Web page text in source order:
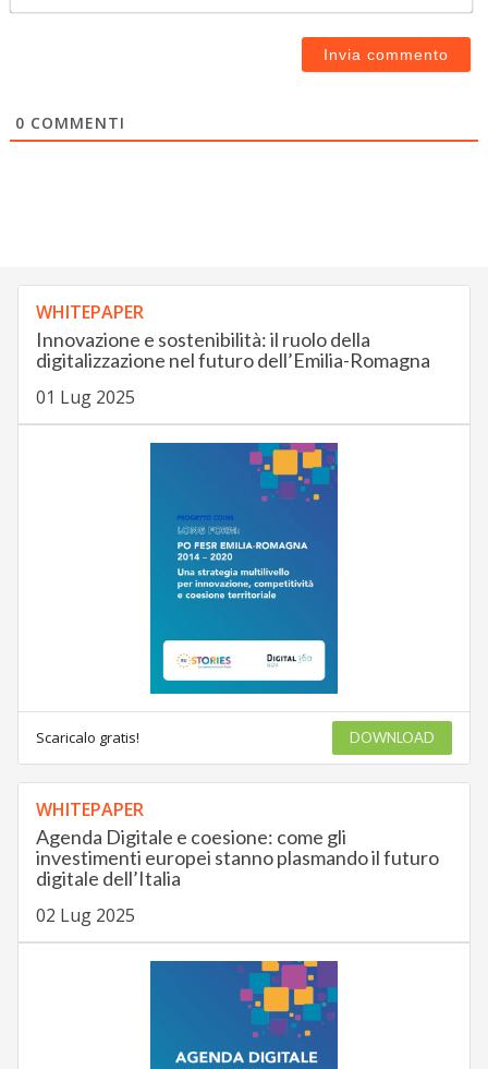
0 COMMENTI
WHITEPAPER
Innovazione e sostenibilità: il ruolo della
digitalizzazione nel futuro dell’Emilia-Romagna
01 Lug 2025
Scaricalo gratis! DOWNLOAD
WHITEPAPER
Agenda Digitale e coesione: come gli
investimenti europei stanno plasmando il futuro
digitale dell’Italia
02 Lug 2025